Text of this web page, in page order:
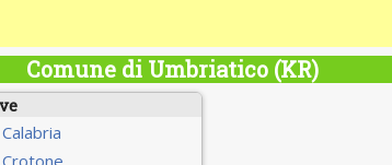
Comune di Umbriatico (KR)
Calabria
Crotone